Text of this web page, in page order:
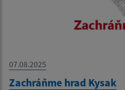
07.08.2025
Zachráňme hrad Kysak